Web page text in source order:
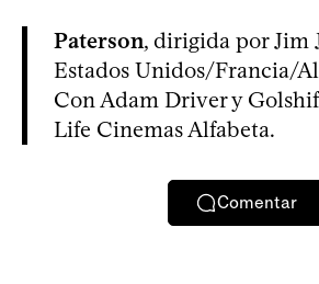
Paterson, dirigida por Jim
Estados Unidos/Francia/
Con Adam Driver y
Life Cinemas Alfabeta.
Comentar